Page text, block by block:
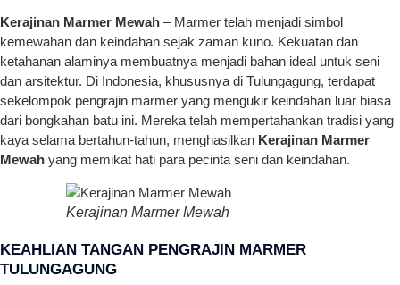
Kerajinan Marmer Mewah – Marmer telah menjadi simbol
kemewahan dan keindahan sejak zaman kuno. Kekuatan dan
ketahanan alaminya membuatnya menjadi bahan ideal untuk seni
dan arsitektur. Di Indonesia, khususnya di Tulungagung, terdapat
sekelompok pengrajin marmer yang mengukir keindahan luar biasa
dari bongkahan batu ini. Mereka telah mempertahankan tradisi yang
kaya selama bertahun-tahun, menghasilkan Kerajinan Marmer
Mewah yang memikat hati para pecinta seni dan keindahan.
Kerajinan Marmer Mewah
KEAHLIAN TANGAN PENGRAJIN MARMER
TULUNGAGUNG